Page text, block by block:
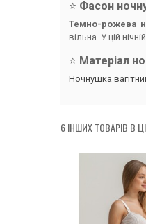
⭐️ Фасон
Темно-рожева
вільна. У цій
⭐️ Матеріал
Ночнушка
6 ІНШИХ ТОВАРІВ В